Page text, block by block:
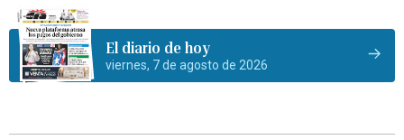
El diario de hoy
viernes, 7 de agosto de 2026